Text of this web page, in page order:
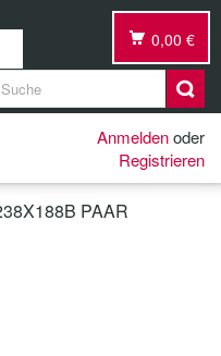
0,00 €
Anmeldenoder
Registrieren
PAAR